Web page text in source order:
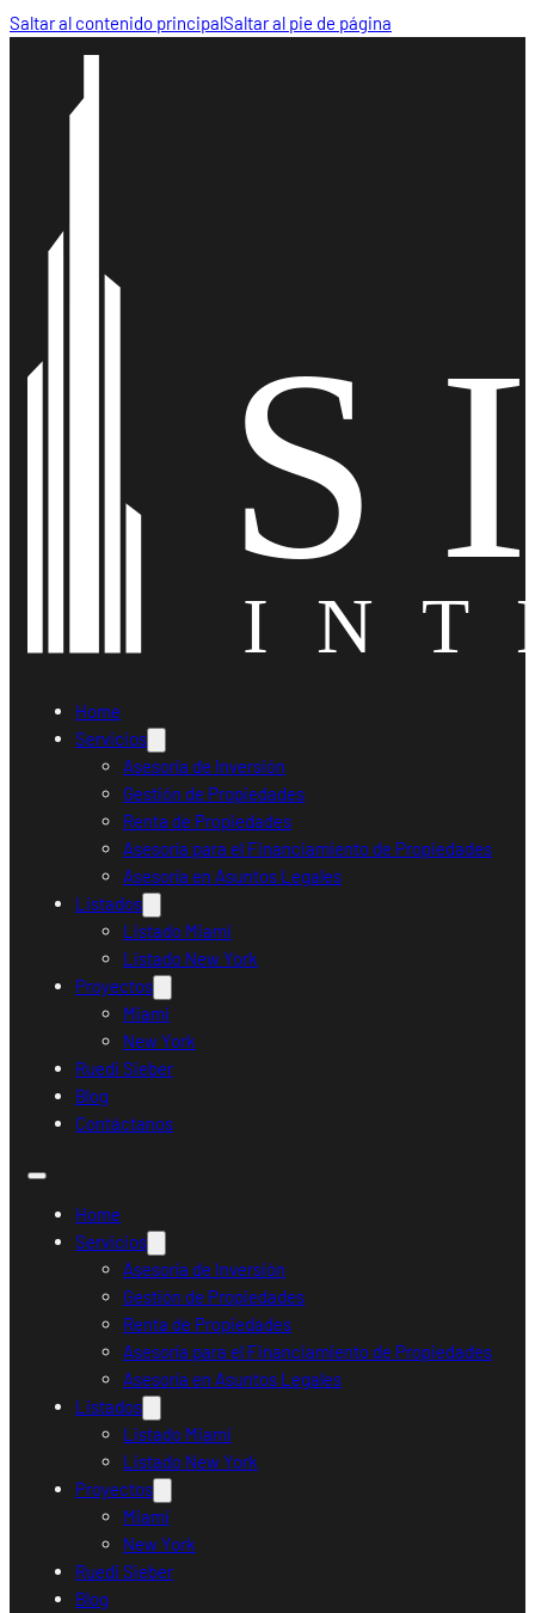
Saltar al contenido principalSaltar al pie de página
Home
Servicios
Asesoría de Inversión
Gestión de Propiedades
Renta de Propiedades
Asesoría para el Financiamiento de Propiedades
Asesoría en Asuntos Legales
Listados
Listado Miami
Listado New York
Proyectos
Miami
New York
Ruedi Sieber
Blog
Contáctanos
Home
Servicios
Asesoría de Inversión
Gestión de Propiedades
Renta de Propiedades
Asesoría para el Financiamiento de Propiedades
Asesoría en Asuntos Legales
Listados
Listado Miami
Listado New York
Proyectos
Miami
New York
Ruedi Sieber
Blog